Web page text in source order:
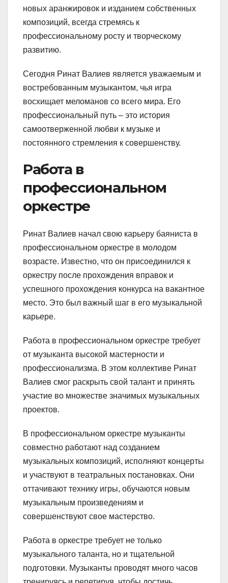
новых аранжировок и изданием собственных
композиций, всегда стремясь к
профессиональному росту и творческому
развитию.
Сегодня Ринат Валиев является уважаемым и
востребованным музыкантом, чья игра
восхищает меломанов со всего мира. Его
профессиональный путь – это история
самоотверженной любви к музыке и
постоянного стремления к совершенству.
Работа в
профессиональном
оркестре
Ринат Валиев начал свою карьеру баяниста в
профессиональном оркестре в молодом
возрасте. Известно, что он присоединился к
оркестру после прохождения вправок и
успешного прохождения конкурса на вакантное
место. Это был важный шаг в его музыкальной
карьере.
Работа в профессиональном оркестре требует
от музыканта высокой мастерности и
профессионализма. В этом коллективе Ринат
Валиев смог раскрыть свой талант и принять
участие во множестве значимых музыкальных
проектов.
В профессиональном оркестре музыканты
совместно работают над созданием
музыкальных композиций, исполняют концерты
и участвуют в театральных постановках. Они
оттачивают технику игры, обучаются новым
музыкальным произведениям и
совершенствуют свое мастерство.
Работа в оркестре требует не только
музыкального таланта, но и тщательной
подготовки. Музыканты проводят много часов